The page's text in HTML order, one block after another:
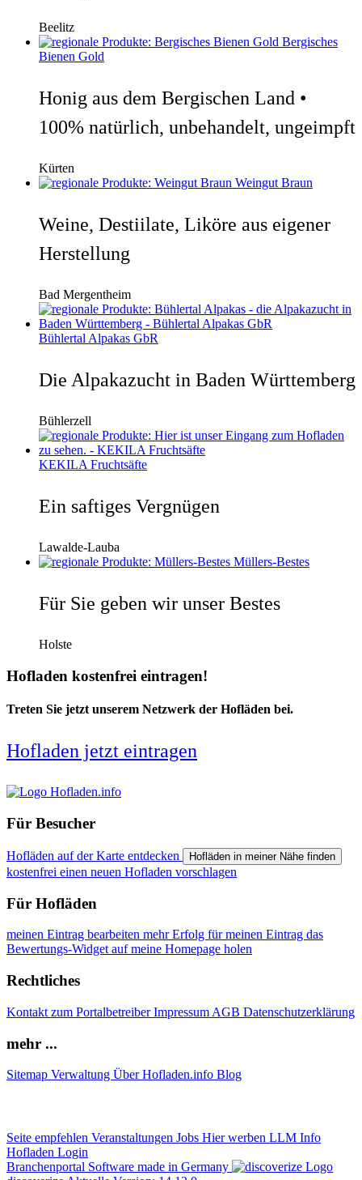
Beelitz
Bergisches
Bienen Gold
Honig aus dem Bergischen Land •
100% natürlich, unbehandelt, ungeimpft
Kürten
Weingut Braun
Weine, Destiilate, Liköre aus eigener
Herstellung
Bad Mergentheim
Bühlertal Alpakas GbR
Die Alpakazucht in Baden Württemberg
Bühlerzell
KEKILA Fruchtsäfte
Ein saftiges Vergnügen
Lawalde-Lauba
Müllers-Bestes
Für Sie geben wir unser Bestes
Holste
Hofladen kostenfrei eintragen!
Treten Sie jetzt unserem Netzwerk der Hofläden bei.
Hofladen jetzt eintragen
Für Besucher
Hofläden auf der Karte entdecken Hofläden in meiner Nähe finden
kostenfrei einen neuen Hofladen vorschlagen
Für Hofläden
meinen Eintrag bearbeiten mehr Erfolg für meinen Eintrag das
Bewertungs-Widget auf meine Homepage holen
Rechtliches
Kontakt zum PortalbetreiberImpressum AGB Datenschutzerklärung
mehr ...
Sitemap Verwaltung Über Hofladen.info Blog
Seite empfehlen Veranstaltungen Jobs Hier werben LLM Info
Hofladen Login
Branchenportal Software made in Germany